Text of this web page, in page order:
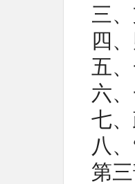
三
四
五
六
七
八
第